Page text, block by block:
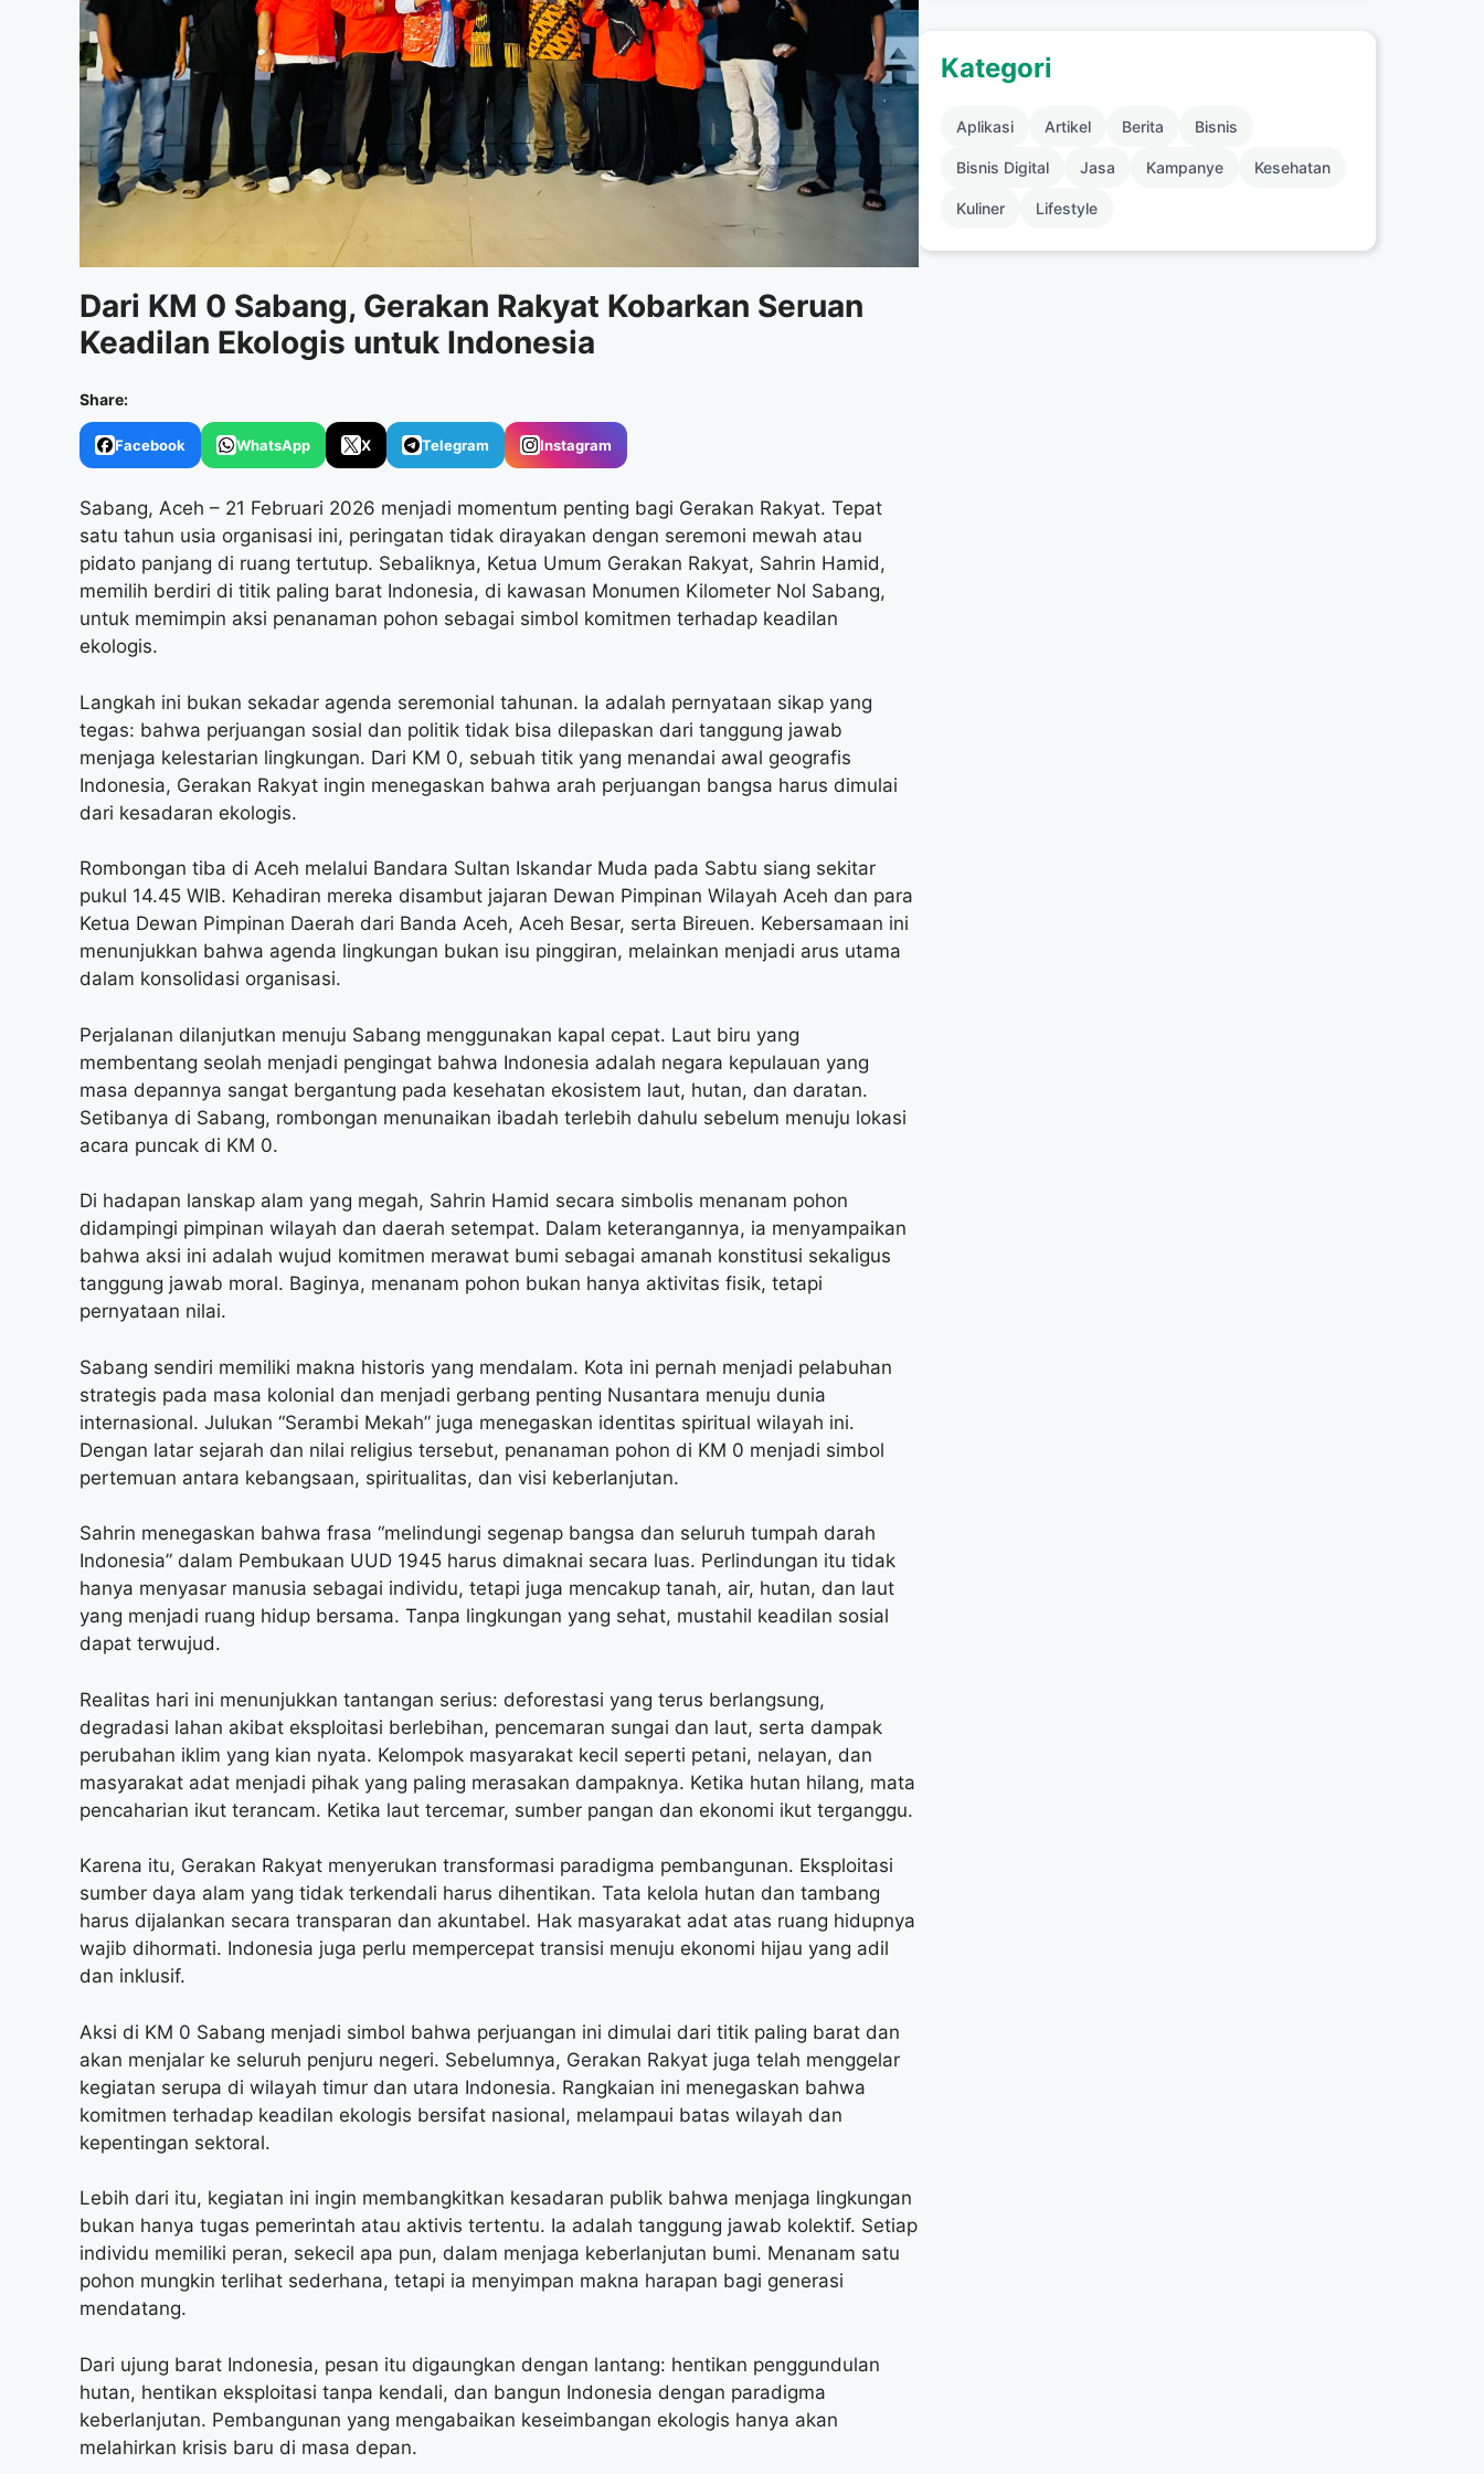
Dari KM 0 Sabang, Gerakan Rakyat Kobarkan Seruan
Keadilan Ekologis untuk Indonesia
Share:
Facebook WhatsApp X Telegram Instagram
Sabang, Aceh – 21 Februari 2026 menjadi momentum penting bagi Gerakan Rakyat. Tepat
satu tahun usia organisasi ini, peringatan tidak dirayakan dengan seremoni mewah atau
pidato panjang di ruang tertutup. Sebaliknya, Ketua Umum Gerakan Rakyat, Sahrin Hamid,
memilih berdiri di titik paling barat Indonesia, di kawasan Monumen Kilometer Nol Sabang,
untuk memimpin aksi penanaman pohon sebagai simbol komitmen terhadap keadilan
ekologis.
Langkah ini bukan sekadar agenda seremonial tahunan. Ia adalah pernyataan sikap yang
tegas: bahwa perjuangan sosial dan politik tidak bisa dilepaskan dari tanggung jawab
menjaga kelestarian lingkungan. Dari KM 0, sebuah titik yang menandai awal geografis
Indonesia, Gerakan Rakyat ingin menegaskan bahwa arah perjuangan bangsa harus dimulai
dari kesadaran ekologis.
Rombongan tiba di Aceh melalui Bandara Sultan Iskandar Muda pada Sabtu siang sekitar
pukul 14.45 WIB. Kehadiran mereka disambut jajaran Dewan Pimpinan Wilayah Aceh dan para
Ketua Dewan Pimpinan Daerah dari Banda Aceh, Aceh Besar, serta Bireuen. Kebersamaan ini
menunjukkan bahwa agenda lingkungan bukan isu pinggiran, melainkan menjadi arus utama
dalam konsolidasi organisasi.
Perjalanan dilanjutkan menuju Sabang menggunakan kapal cepat. Laut biru yang
membentang seolah menjadi pengingat bahwa Indonesia adalah negara kepulauan yang
masa depannya sangat bergantung pada kesehatan ekosistem laut, hutan, dan daratan.
Setibanya di Sabang, rombongan menunaikan ibadah terlebih dahulu sebelum menuju lokasi
acara puncak di KM 0.
Di hadapan lanskap alam yang megah, Sahrin Hamid secara simbolis menanam pohon
didampingi pimpinan wilayah dan daerah setempat. Dalam keterangannya, ia menyampaikan
bahwa aksi ini adalah wujud komitmen merawat bumi sebagai amanah konstitusi sekaligus
tanggung jawab moral. Baginya, menanam pohon bukan hanya aktivitas fisik, tetapi
pernyataan nilai.
Sabang sendiri memiliki makna historis yang mendalam. Kota ini pernah menjadi pelabuhan
strategis pada masa kolonial dan menjadi gerbang penting Nusantara menuju dunia
internasional. Julukan “Serambi Mekah” juga menegaskan identitas spiritual wilayah ini.
Dengan latar sejarah dan nilai religius tersebut, penanaman pohon di KM 0 menjadi simbol
pertemuan antara kebangsaan, spiritualitas, dan visi keberlanjutan.
Sahrin menegaskan bahwa frasa “melindungi segenap bangsa dan seluruh tumpah darah
Indonesia” dalam Pembukaan UUD 1945 harus dimaknai secara luas. Perlindungan itu tidak
hanya menyasar manusia sebagai individu, tetapi juga mencakup tanah, air, hutan, dan laut
yang menjadi ruang hidup bersama. Tanpa lingkungan yang sehat, mustahil keadilan sosial
dapat terwujud.
Realitas hari ini menunjukkan tantangan serius: deforestasi yang terus berlangsung,
degradasi lahan akibat eksploitasi berlebihan, pencemaran sungai dan laut, serta dampak
perubahan iklim yang kian nyata. Kelompok masyarakat kecil seperti petani, nelayan, dan
masyarakat adat menjadi pihak yang paling merasakan dampaknya. Ketika hutan hilang, mata
pencaharian ikut terancam. Ketika laut tercemar, sumber pangan dan ekonomi ikut terganggu.
Karena itu, Gerakan Rakyat menyerukan transformasi paradigma pembangunan. Eksploitasi
sumber daya alam yang tidak terkendali harus dihentikan. Tata kelola hutan dan tambang
harus dijalankan secara transparan dan akuntabel. Hak masyarakat adat atas ruang hidupnya
wajib dihormati. Indonesia juga perlu mempercepat transisi menuju ekonomi hijau yang adil
dan inklusif.
Aksi di KM 0 Sabang menjadi simbol bahwa perjuangan ini dimulai dari titik paling barat dan
akan menjalar ke seluruh penjuru negeri. Sebelumnya, Gerakan Rakyat juga telah menggelar
kegiatan serupa di wilayah timur dan utara Indonesia. Rangkaian ini menegaskan bahwa
komitmen terhadap keadilan ekologis bersifat nasional, melampaui batas wilayah dan
kepentingan sektoral.
Lebih dari itu, kegiatan ini ingin membangkitkan kesadaran publik bahwa menjaga lingkungan
bukan hanya tugas pemerintah atau aktivis tertentu. Ia adalah tanggung jawab kolektif. Setiap
individu memiliki peran, sekecil apa pun, dalam menjaga keberlanjutan bumi. Menanam satu
pohon mungkin terlihat sederhana, tetapi ia menyimpan makna harapan bagi generasi
mendatang.
Dari ujung barat Indonesia, pesan itu digaungkan dengan lantang: hentikan penggundulan
hutan, hentikan eksploitasi tanpa kendali, dan bangun Indonesia dengan paradigma
keberlanjutan. Pembangunan yang mengabaikan keseimbangan ekologis hanya akan
melahirkan krisis baru di masa depan.
Kategori
Aplikasi Artikel Berita Bisnis
Bisnis Digital Jasa Kampanye Kesehatan
Kuliner Lifestyle